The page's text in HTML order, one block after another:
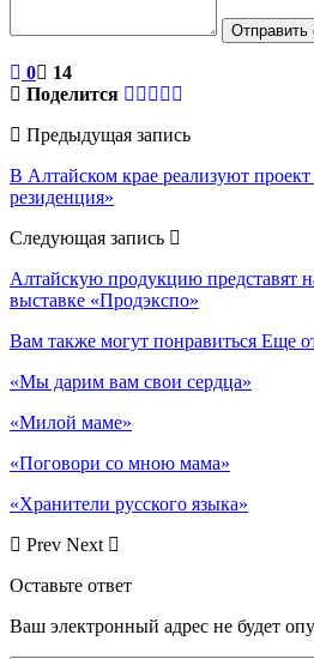
Отправить
0
14
Поделится
Предыдущая запись
В Алтайском крае реализуют
резиденция»
Следующая запись
Алтайскую продукцию представят
выставке «Продэкспо»
Вам также могут понравиться Еще
«Мы дарим вам свои сердца»
«Милой маме»
«Поговори со мною мама»
«Хранители русского языка»
Prev Next
Оставьте ответ
Ваш электронный адрес не будет